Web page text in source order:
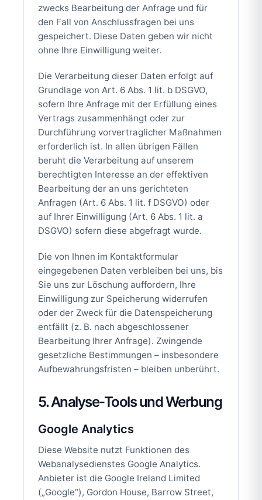
zwecks Bearbeitung der Anfrage und für
den Fall von Anschlussfragen bei uns
gespeichert. Diese Daten geben wir nicht
ohne Ihre Einwilligung weiter.
Die Verarbeitung dieser Daten erfolgt auf
Grundlage von Art. 6 Abs. 1 lit. b DSGVO,
sofern Ihre Anfrage mit der Erfüllung eines
Vertrags zusammenhängt oder zur
Durchführung vorvertraglicher Maßnahmen
erforderlich ist. In allen übrigen Fällen
beruht die Verarbeitung auf unserem
berechtigten Interesse an der effektiven
Bearbeitung der an uns gerichteten
Anfragen (Art. 6 Abs. 1 lit. f DSGVO) oder
auf Ihrer Einwilligung (Art. 6 Abs. 1 lit. a
DSGVO) sofern diese abgefragt wurde.
Die von Ihnen im Kontaktformular
eingegebenen Daten verbleiben bei uns, bis
Sie uns zur Löschung auffordern, Ihre
Einwilligung zur Speicherung widerrufen
oder der Zweck für die Datenspeicherung
entfällt (z. B. nach abgeschlossener
Bearbeitung Ihrer Anfrage). Zwingende
gesetzliche Bestimmungen – insbesondere
Aufbewahrungsfristen – bleiben unberührt.
5. Analyse-Tools und Werbung
Google Analytics
Diese Website nutzt Funktionen des
Webanalysedienstes Google Analytics.
Anbieter ist die Google Ireland Limited
(„Google“), Gordon House, Barrow Street,